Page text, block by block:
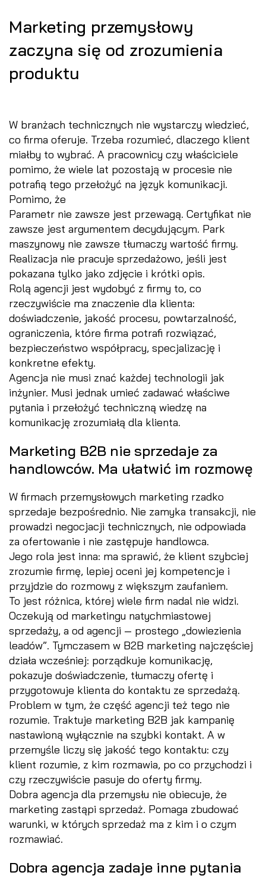
Marketing przemysłowy
zaczyna się od zrozumienia
produktu
W branżach technicznych nie wystarczy wiedzieć,
co firma oferuje. Trzeba rozumieć, dlaczego klient
miałby to wybrać. A pracownicy czy właściciele
pomimo, że wiele lat pozostają w procesie nie
potrafią tego przełożyć na język komunikacji.
Pomimo, że
Parametr nie zawsze jest przewagą. Certyfikat nie
zawsze jest argumentem decydującym. Park
maszynowy nie zawsze tłumaczy wartość firmy.
Realizacja nie pracuje sprzedażowo, jeśli jest
pokazana tylko jako zdjęcie i krótki opis.
Rolą agencji jest wydobyć z firmy to, co
rzeczywiście ma znaczenie dla klienta:
doświadczenie, jakość procesu, powtarzalność,
ograniczenia, które firma potrafi rozwiązać,
bezpieczeństwo współpracy, specjalizację i
konkretne efekty.
Agencja nie musi znać każdej technologii jak
inżynier. Musi jednak umieć zadawać właściwe
pytania i przełożyć techniczną wiedzę na
komunikację zrozumiałą dla klienta.
Marketing B2B nie sprzedaje za
handlowców. Ma ułatwić im rozmowę
W firmach przemysłowych marketing rzadko
sprzedaje bezpośrednio. Nie zamyka transakcji, nie
prowadzi negocjacji technicznych, nie odpowiada
za ofertowanie i nie zastępuje handlowca.
Jego rola jest inna: ma sprawić, że klient szybciej
zrozumie firmę, lepiej oceni jej kompetencje i
przyjdzie do rozmowy z większym zaufaniem.
To jest różnica, której wiele firm nadal nie widzi.
Oczekują od marketingu natychmiastowej
sprzedaży, a od agencji — prostego „dowiezienia
leadów”. Tymczasem w B2B marketing najczęściej
działa wcześniej: porządkuje komunikację,
pokazuje doświadczenie, tłumaczy ofertę i
przygotowuje klienta do kontaktu ze sprzedażą.
Problem w tym, że część agencji też tego nie
rozumie. Traktuje marketing B2B jak kampanię
nastawioną wyłącznie na szybki kontakt. A w
przemyśle liczy się jakość tego kontaktu: czy
klient rozumie, z kim rozmawia, po co przychodzi i
czy rzeczywiście pasuje do oferty firmy.
Dobra agencja dla przemysłu nie obiecuje, że
marketing zastąpi sprzedaż. Pomaga zbudować
warunki, w których sprzedaż ma z kim i o czym
rozmawiać.
Dobra agencja zadaje inne pytania